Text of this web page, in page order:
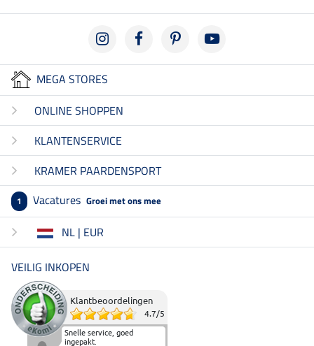
MEGA STORES
ONLINE SHOPPEN
KLANTENSERVICE
KRAMER PAARDENSPORT
1 Vacatures Groei met ons mee
NL | EUR
VEILIG INKOPEN
Klantbeoordelingen
4.7/5
Snelle service, goed
ingepakt.